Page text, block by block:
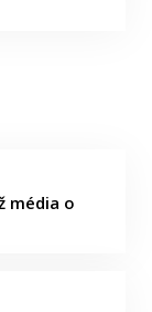
média o